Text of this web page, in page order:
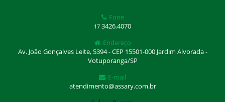
Fone
17 3426.4070
Endereço
Av. João Gonçalves Leite, 5394 - CEP 15501-000 Jardim Alvorada -
Votuporanga/SP
E-mail
atendimento@assary.com.br